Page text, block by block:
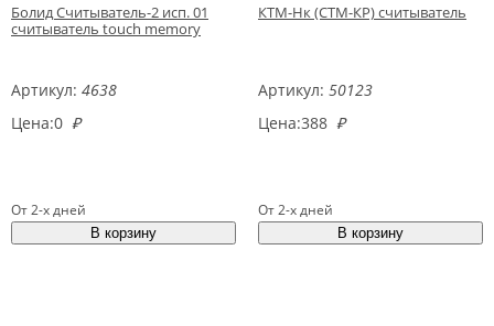
Болид Считыватель-2 исп. 01
считыватель touch memory
Артикул: 4638
Цена:0 ₽
От 2-х дней
КТМ-Нк (СТМ-КР) считыватель
Артикул: 50123
Цена:388 ₽
От 2-х дней